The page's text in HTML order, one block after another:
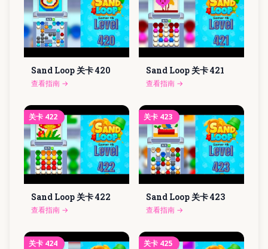
Sand Loop 关卡420
查看指南 →
Sand Loop 关卡421
查看指南 →
关卡 422
Sand Loop 关卡422
查看指南 →
关卡 423
Sand Loop 关卡423
查看指南 →
关卡 424 关卡 425